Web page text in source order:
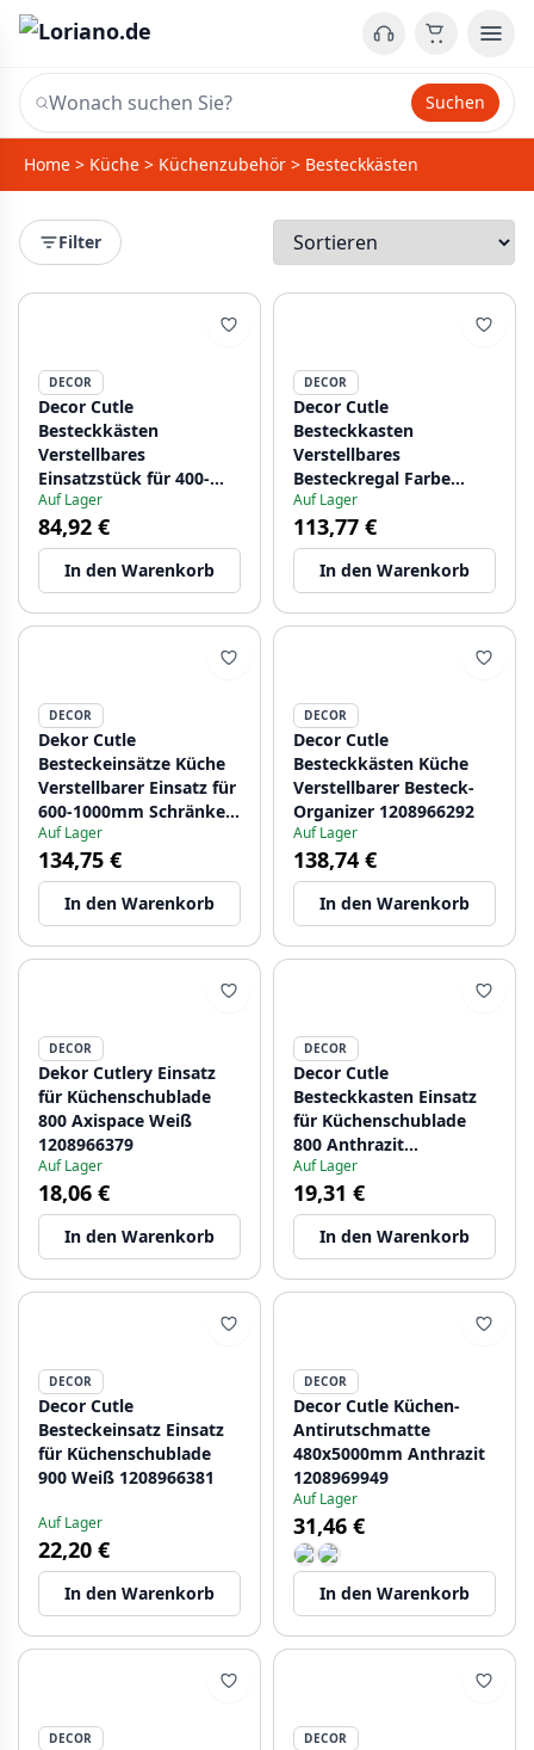
Suchen
Home > Küche > Küchenzubehör > Besteckkästen
Filter
DECOR
Decor Cutle
Besteckkästen
Verstellbares
Einsatzstück für 400-
600mm Schränke Farbe
Buche 1208966289
Auf Lager
84,92 €
In den Warenkorb
DECOR
Decor Cutle
Besteckkasten
Verstellbares
Besteckregal Farbe
Buche 1208966290
Auf Lager
113,77 €
In den Warenkorb
DECOR
Dekor Cutle
Besteckeinsätze Küche
Verstellbarer Einsatz für
600-1000mm Schränke
1208966291
Auf Lager
134,75 €
In den Warenkorb
DECOR
Decor Cutle
Besteckkästen Küche
Verstellbarer Besteck-
Organizer 1208966292
Auf Lager
138,74 €
In den Warenkorb
DECOR
Dekor Cutlery Einsatz
für Küchenschublade
800 Axispace Weiß
1208966379
Auf Lager
18,06 €
In den Warenkorb
DECOR
Decor Cutle
Besteckkasten Einsatz
für Küchenschublade
800 Anthrazit
1208966380
Auf Lager
19,31 €
In den Warenkorb
DECOR
Decor Cutle
Besteckeinsatz Einsatz
für Küchenschublade
900 Weiß 1208966381
Auf Lager
22,20 €
In den Warenkorb
DECOR
Decor Cutle Küchen-
Antirutschmatte
480x5000mm Anthrazit
1208969949
Auf Lager
31,46 €
In den Warenkorb
DECOR DECOR